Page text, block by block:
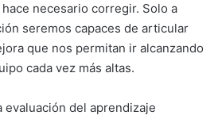
necesario corregir. Solo a
seremos capaces de articular
que nos permitan ir alcanzando
cada vez más altas.
evaluación del aprendizaje